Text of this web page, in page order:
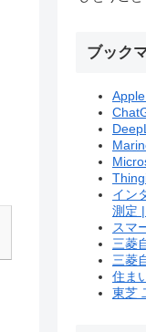
ブック
イン
測定
スマ
三菱
三菱
住ま
東芝